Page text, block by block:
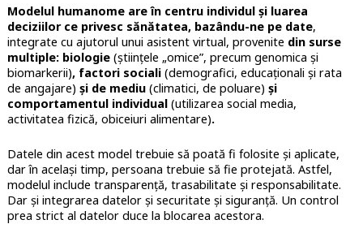
Modelul humanome are în centru individul și luarea
deciziilor ce privesc sănătatea, bazându-ne pe date,
integrate cu ajutorul unui asistent virtual, provenite din surse
multiple: biologie (științele „omice”, precum genomica și
biomarkerii), factori sociali (demografici, educaționali și rata
de angajare) și de mediu (climatici, de poluare) și
comportamentul individual (utilizarea social media,
activitatea fizică, obiceiuri alimentare).
Datele din acest model trebuie să poată fi folosite și aplicate,
dar în același timp, persoana trebuie să fie protejată. Astfel,
modelul include transparență, trasabilitate și responsabilitate.
Dar și integrarea datelor și securitate și siguranță. Un control
prea strict al datelor duce la blocarea acestora.